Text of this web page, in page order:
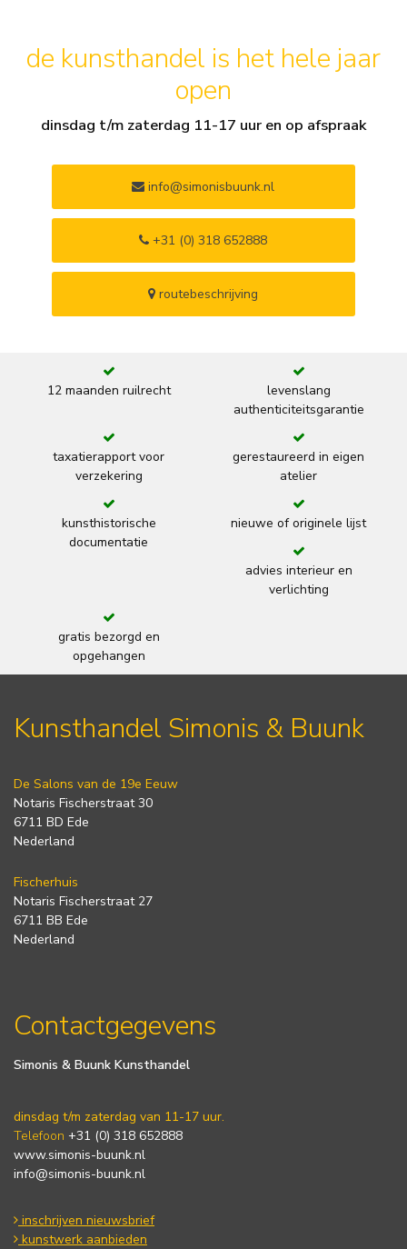
de kunsthandel is het hele jaar
open
dinsdag t/m zaterdag 11-17 uur en op afspraak
info@simonisbuunk.nl
+31 (0) 318 652888
routebeschrijving
12 maanden ruilrecht
levenslang
authenticiteitsgarantie
taxatierapport voor
verzekering
gerestaureerd in eigen
atelier
kunsthistorische
documentatie
nieuwe of originele lijst
advies interieur en
verlichting
gratis bezorgd en
opgehangen
Kunsthandel Simonis & Buunk
De Salons van de 19e Eeuw
Notaris Fischerstraat 30
6711 BD Ede
Nederland
Fischerhuis
Notaris Fischerstraat 27
6711 BB Ede
Nederland
Contactgegevens
Simonis & Buunk Kunsthandel
dinsdag t/m zaterdag van 11-17 uur.
Telefoon +31 (0) 318 652888
www.simonis-buunk.nl
info@simonis-buunk.nl
inschrijven nieuwsbrief
kunstwerk aanbieden